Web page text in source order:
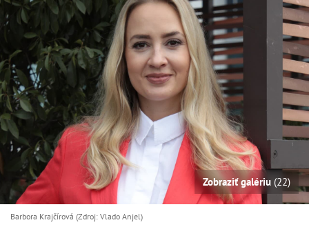
Zobraziť galériu (22)
Barbora Krajčírová (Zdroj: Vlado Anjel)